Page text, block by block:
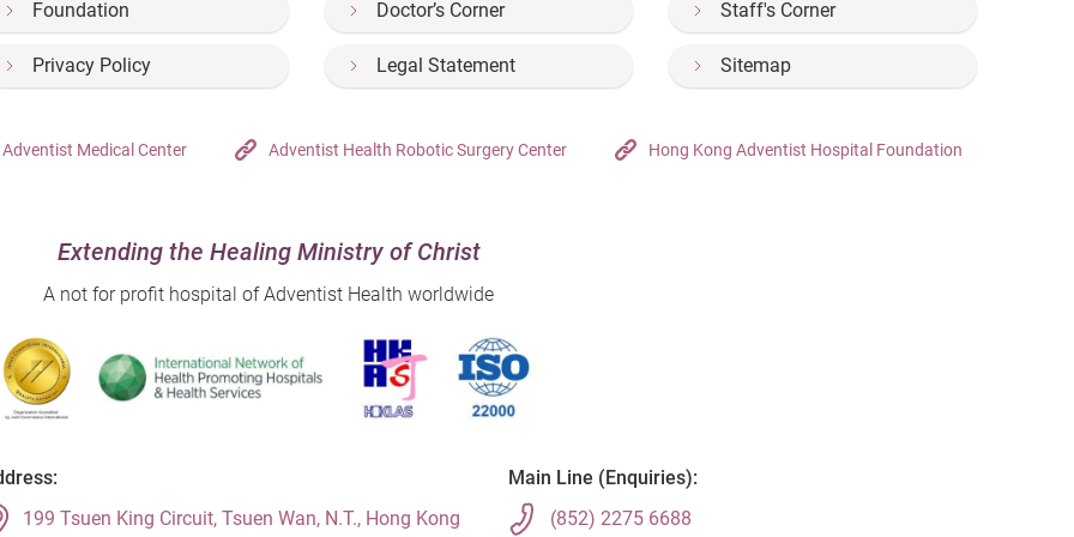
Foundation Doctor’s Corner Staff's Corner
Privacy Policy Legal Statement Sitemap
Adventist Medical Center Adventist Health Robotic Surgery Center Hong Kong Adventist Hospital Foundation
Extending the Healing Ministry of Christ
A not for profit hospital of Adventist Health worldwide
199 Tsuen King Circuit, Tsuen Wan, N.T., Hong Kong
Main Line (Enquiries):
(852) 2275 6688